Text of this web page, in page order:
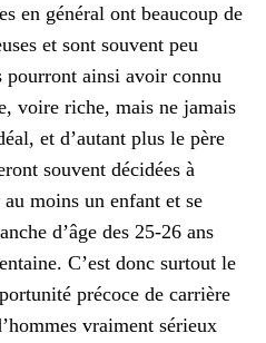
en général ont beaucoup de
et sont souvent peu
ainsi avoir connu
voire riche, mais ne jamais
et d’autant plus le père
souvent décidées à
moins un enfant et se
d’âge des 25-26 ans
C’est donc surtout le
précoce de carrière
vraiment sérieux